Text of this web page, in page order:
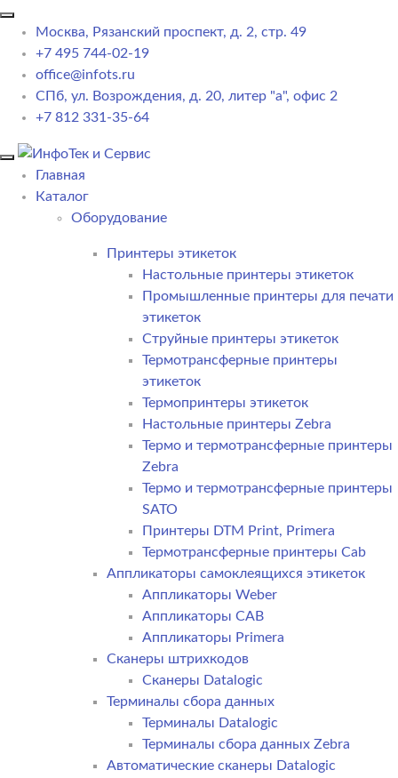
Москва, Рязанский проспект, д. 2, стр. 49
+7 495 744-02-19
office@infots.ru
СПб, ул. Возрождения, д. 20, литер "a", офис 2
+7 812 331-35-64
Главная
Каталог
Оборудование
Принтеры этикеток
Настольные принтеры этикеток
Промышленные принтеры для печати
этикеток
Струйные принтеры этикеток
Термотрансферные принтеры
этикеток
Термопринтеры этикеток
Настольные принтеры Zebra
Термо и термотрансферные принтеры
Zebra
Термо и термотрансферные принтеры
SATO
Принтеры DTM Print, Primera
Термотрансферные принтеры Cab
Аппликаторы самоклеящихся этикеток
Аппликаторы Weber
Аппликаторы CAB
Аппликаторы Primera
Сканеры штрихкодов
Сканеры Datalogic
Терминалы сбора данных
Терминалы Datalogic
Терминалы сбора данных Zebra
Автоматические сканеры Datalogic